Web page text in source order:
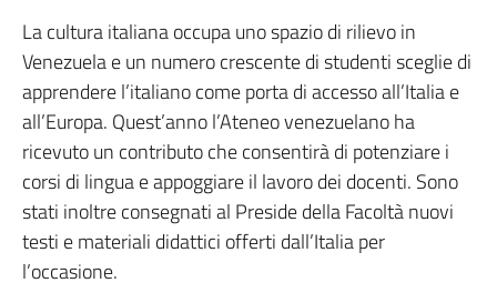
La cultura italiana occupa uno spazio di rilievo in
Venezuela e un numero crescente di studenti sceglie di
apprendere l’italiano come porta di accesso all’Italia e
all’Europa. Quest’anno l’Ateneo venezuelano ha
ricevuto un contributo che consentirà di potenziare i
corsi di lingua e appoggiare il lavoro dei docenti. Sono
stati inoltre consegnati al Preside della Facoltà nuovi
testi e materiali didattici offerti dall’Italia per
l’occasione.